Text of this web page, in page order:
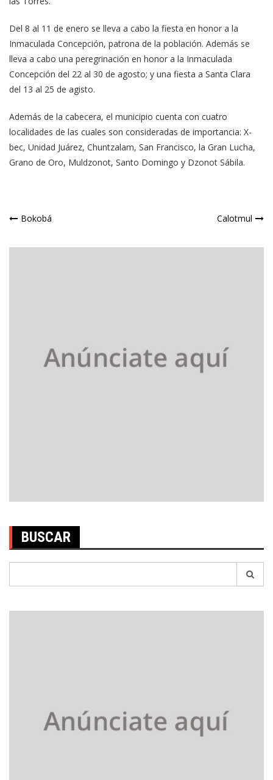
Del 8 al 11 de enero se lleva a cabo la fiesta en honor a la
Inmaculada Concepción, patrona de la población. Además se
lleva a cabo una peregrinación en honor a la Inmaculada
Concepción del 22 al 30 de agosto; y una fiesta a Santa Clara
del 13 al 25 de agisto.
Además de la cabecera, el municipio cuenta con cuatro
localidades de las cuales son consideradas de importancia: X-
bec, Unidad Juárez, Chuntzalam, San Francisco, la Gran Lucha,
Grano de Oro, Muldzonot, Santo Domingo y Dzonot Sábila.
Navegación
de
Bokobá Calotmul
BUSCAR